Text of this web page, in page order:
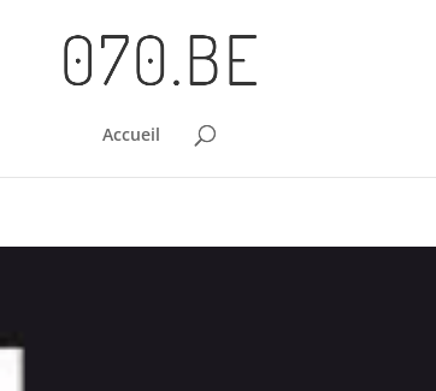
Accueil